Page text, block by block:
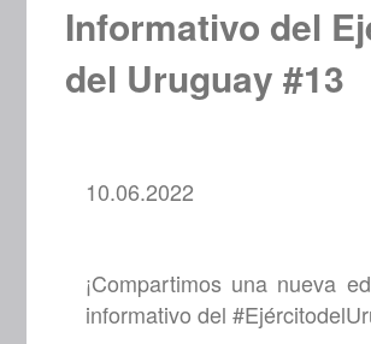
Informativo del
del Uruguay #13
10.06.2022
¡Compartimos una nueva
informativo del